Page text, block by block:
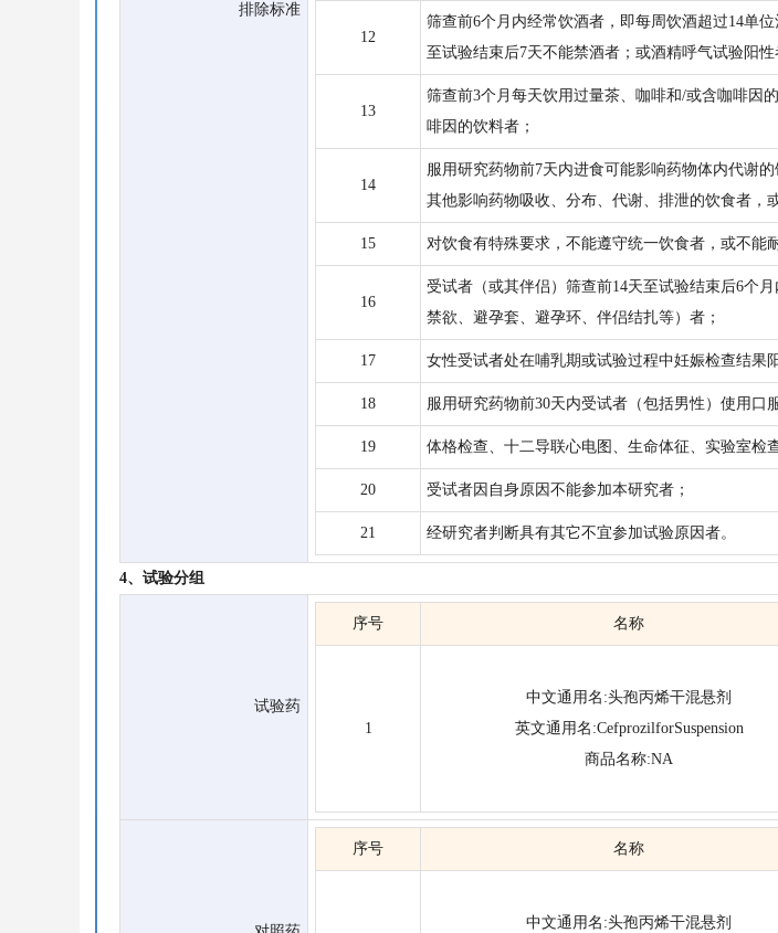
排除标准
12
筛查前6个月内经常饮酒者，即每周饮酒超过14单
至试验结束后7天不能禁酒者；或酒精呼气试验阳性
13
筛查前3个月每天饮用过量茶、咖啡和/或含咖啡因
啡因的饮料者；
14
服用研究药物前7天内进食可能影响药物体内代谢
其他影响药物吸收、分布、代谢、排泄的饮食者，
15 对饮食有特殊要求，不能遵守统一饮食者，或不能
16
受试者（或其伴侣）筛查前14天至试验结束后6个
禁欲、避孕套、避孕环、伴侣结扎等）者；
17 女性受试者处在哺乳期或试验过程中妊娠检查结果
18 服用研究药物前30天内受试者（包括男性）使用口
19 体格检查、十二导联心电图、生命体征、实验室检
20 受试者因自身原因不能参加本研究者；
21 经研究者判断具有其它不宜参加试验原因者。
4、试验分组
试验药
序号 名称
1
中文通用名:头孢丙烯干混悬剂
英文通用名:CefprozilforSuspension
商品名称:NA
序号 名称
中文通用名:头孢丙烯干混悬剂